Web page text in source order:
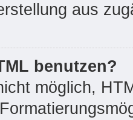
aus
benutzen?
möglich,